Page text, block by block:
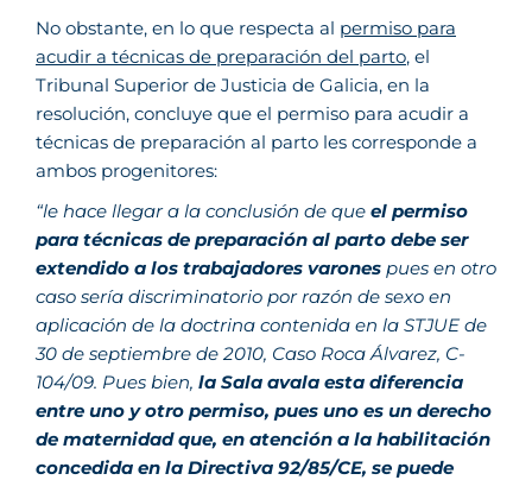
No obstante, en lo que respecta al permiso para
acudir a técnicas de preparación del parto, el
Tribunal Superior de Justicia de Galicia, en la
resolución, concluye que el permiso para acudir a
técnicas de preparación al parto les corresponde a
ambos progenitores:
“le hace llegar a la conclusión de que el permiso
para técnicas de preparación al parto debe ser
extendido a los trabajadores varones pues en otro
caso sería discriminatorio por razón de sexo en
aplicación de la doctrina contenida en la STJUE de
30 de septiembre de 2010, Caso Roca Álvarez, C-
104/09. Pues bien, la Sala avala esta diferencia
entre uno y otro permiso, pues uno es un derecho
de maternidad que, en atención a la habilitación
concedida en la Directiva 92/85/CE, se puede